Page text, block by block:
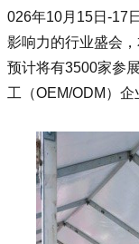
026年10月15日-17
影响力的行业盛会
预计将有3500家参
工（OEM/ODM）企